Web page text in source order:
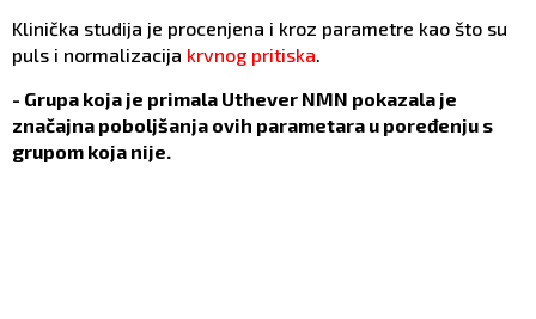
Klinička studija je procenjena i kroz parametre kao što su
puls i normalizacija krvnog pritiska.
- Grupa koja je primala Uthever NMN pokazala je
značajna poboljšanja ovih parametara u poređenju s
grupom koja nije.